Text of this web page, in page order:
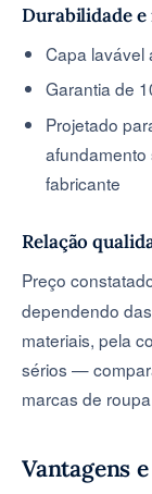
Durabilidade
Capa lavável
Garantia de
Projetado
afundamento
fabricante
Relação
Preço
dependendo
materiais, pela
sérios —
marcas de
Vantagens